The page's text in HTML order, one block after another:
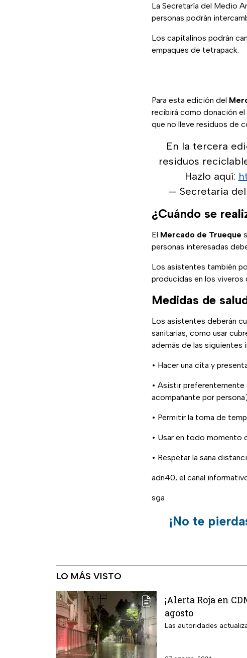
La Secretaría del Medio
personas podrán
Los capitalinos podrán
empaques de tetrapack.
Para esta edición del
recibirá como donación
que no lleve residuos de
En la tercera
residuos
Hazlo aquí:
— Secretaría
¿Cuándo se
El Mercado de Trueque
personas interesadas
Los asistentes también
producidas en los viveros
Medidas de
Los asistentes deberán
sanitarias, como usar
además de las siguientes
• Hacer una cita y
• Asistir preferentemente
acompañante por
• Permitir la toma de
• Usar en todo momento
• Respetar la sana
adn40, el canal
sga
¡No te
LO MÁS VISTO
¡Alerta Roja en
agosto
Las autoridades